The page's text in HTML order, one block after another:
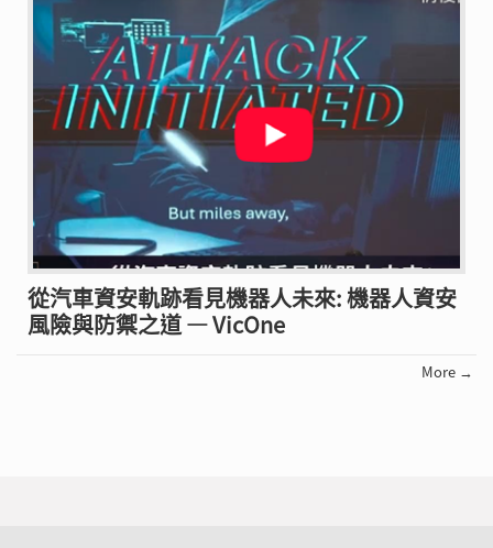
從汽車資安軌跡看見機器人未來: 機器人資安
風險與防禦之道 — VicOne
More →